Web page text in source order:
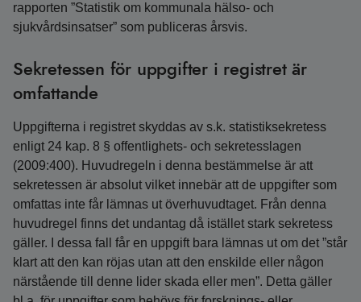
rapporten ”Statistik om kommunala hälso- och
sjukvårdsinsatser” som publiceras årsvis.
Sekretessen för uppgifter i registret är
omfattande
Uppgifterna i registret skyddas av s.k. statistiksekretess
enligt 24 kap. 8 § offentlighets- och sekretesslagen
(2009:400). Huvudregeln i denna bestämmelse är att
sekretessen är absolut vilket innebär att de uppgifter som
omfattas inte får lämnas ut överhuvudtaget. Från denna
huvudregel finns det undantag då istället stark sekretess
gäller. I dessa fall får en uppgift bara lämnas ut om det ”står
klart att den kan röjas utan att den enskilde eller någon
närstående till denne lider skada eller men”. Detta gäller